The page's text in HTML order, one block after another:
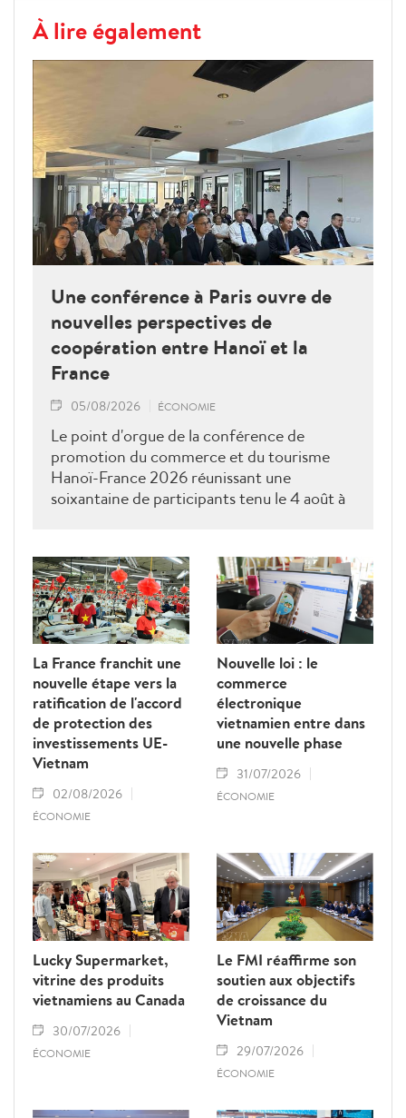
À lire également
Une conférence à Paris ouvre de
nouvelles perspectives de
coopération entre Hanoï et la
France
05/08/2026 ÉCONOMIE
Le point d'orgue de la conférence de
promotion du commerce et du tourisme
Hanoï-France 2026 réunissant une
soixantaine de participants tenu le 4 août à
les entreprises ainsi que les associations
françaises.
La France franchit une
nouvelle étape vers la
ratification de l'accord
de protection des
investissements UE-
Vietnam
02/08/2026
ÉCONOMIE
Nouvelle loi : le
commerce
électronique
vietnamien entre dans
une nouvelle phase
31/07/2026
ÉCONOMIE
Lucky Supermarket,
vitrine des produits
vietnamiens au Canada
30/07/2026
ÉCONOMIE
Le FMI réaffirme son
soutien aux objectifs
de croissance du
Vietnam
29/07/2026
ÉCONOMIE